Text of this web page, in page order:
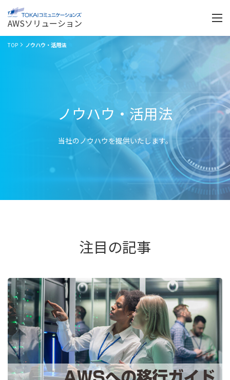
AWSソリューション
く
TOP ノウハウ・活用法
ノウハウ・活用法
当社のノウハウを提供いたします。
注目の記事